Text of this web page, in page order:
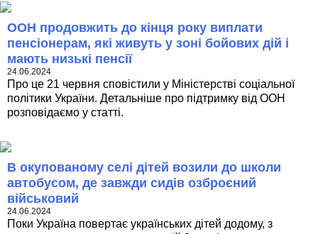
ООН продовжить до кінця року виплати
пенсіонерам, які живуть у зоні бойових дій і
мають низькі пенсії
24.06.2024
Про це 21 червня сповістили у Міністерстві соціальної
політики України. Детальніше про підтримку від ООН
розповідаємо у статті.
В окупованому селі дітей возили до школи
автобусом, де завжди сидів озброєний
військовий
24.06.2024
Поки Україна повертає українських дітей додому, з